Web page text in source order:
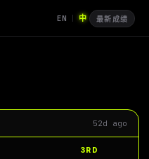
EN 中 最新成绩
52d ago
3RD